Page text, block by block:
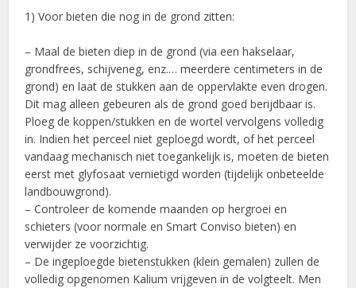
1) Voor bieten die nog in de grond zitten:
– Maal de bieten diep in de grond (via een hakselaar,
grondfrees, schijveneg, enz.… meerdere centimeters in de
grond) en laat de stukken aan de oppervlakte even drogen.
Dit mag alleen gebeuren als de grond goed berijdbaar is.
Ploeg de koppen/stukken en de wortel vervolgens volledig
in. Indien het perceel niet geploegd wordt, of het perceel
vandaag mechanisch niet toegankelijk is, moeten de bieten
eerst met glyfosaat vernietigd worden (tijdelijk onbeteelde
landbouwgrond).
– Controleer de komende maanden op hergroei en
schieters (voor normale en Smart Conviso bieten) en
verwijder ze voorzichtig.
– De ingeploegde bietenstukken (klein gemalen) zullen de
volledig opgenomen Kalium vrijgeven in de volgteelt. Men